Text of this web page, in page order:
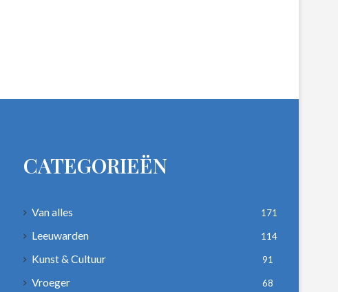
CATEGORIEËN
Van alles 171
Leeuwarden 114
Kunst & Cultuur 91
Vroeger 68